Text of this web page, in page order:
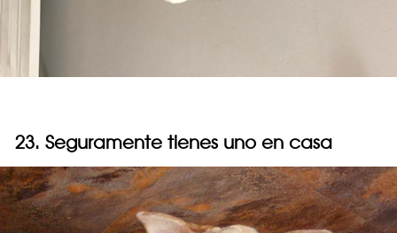
23. Seguramente tienes uno en casa